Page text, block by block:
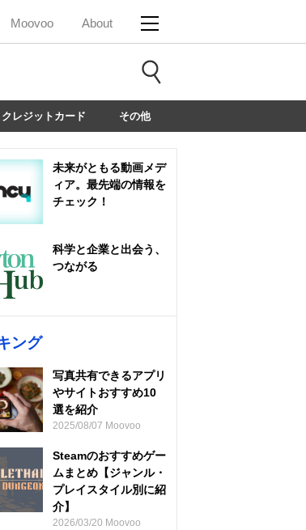
Moovoo About
クレジットカード その他
未来がともる動画メデ
ィア。最先端の情報を
チェック！
科学と企業と出会う、
つながる
ング
写真共有できるアプリ
やサイトおすすめ10
選を紹介
2025/08/07 Moovoo
Steamのおすすめゲー
ムまとめ【ジャンル・
プレイスタイル別に紹
介】
2026/03/20 Moovoo